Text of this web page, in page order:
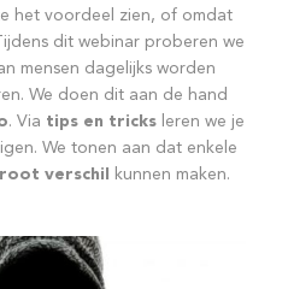
het voordeel zien, of omdat
dit webinar proberen we
mensen dagelijks worden
We doen dit aan de hand
. Via tips en tricks leren we je
We tonen aan dat enkele
verschil kunnen maken.